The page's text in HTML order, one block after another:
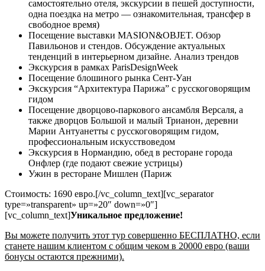
самостоятельно отеля, экскурсии в пешей доступности,
одна поездка на метро — ознакомительная, трансфер в
свободное время)
Посещение выставки MASION&OBJET. Обзор
Павильонов и стендов. Обсуждение актуальных
тенденций в интерьерном дизайне. Анализ трендов
Экскурсия в рамках ParisDesignWeek
Посещение блошиного рынка Сент-Уан
Экскурсия “Архитектура Парижа” с русскоговорящим
гидом
Посещение дворцово-паркового ансамбля Версаля, а
также дворцов Большой и малый Трианон, деревни
Марии Антуанетты с русскоговорящим гидом,
профессиональным искусствоведом
Экскурсия в Нормандию, обед в ресторане города
Онфлер (где подают свежие устрицы)
Ужин в ресторане Мишлен (Париж
Стоимость: 1690 евро.[/vc_column_text][vc_separator
type=»transparent» up=»20″ down=»0″]
[vc_column_text]Уникальное предложение!
Вы можете получить этот тур совершенно БЕСПЛАТНО, если
станете нашим клиентом с общим чеком в 20000 евро (ваши
бонусы остаются прежними).